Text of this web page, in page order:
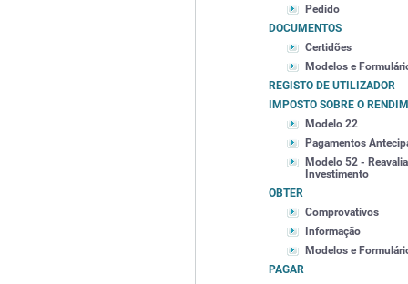
Pedido
DOCUMENTOS
Certidões
Modelos e
REGISTO DE UTILIZADOR
IMPOSTO SOBRE O
Modelo 22
Pagamentos
Modelo 52 -
Investimento
OBTER
Comprovativos
Informação
Modelos e
PAGAR